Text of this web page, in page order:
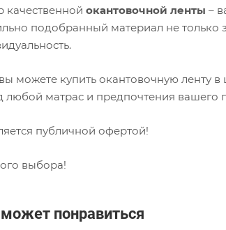
качественной окантовочной ленты –
подобранный материал не только
можете купить окантовочную ленту
любой матрас и предпочтения вашего
публичной офертой!
выбора!
понравиться